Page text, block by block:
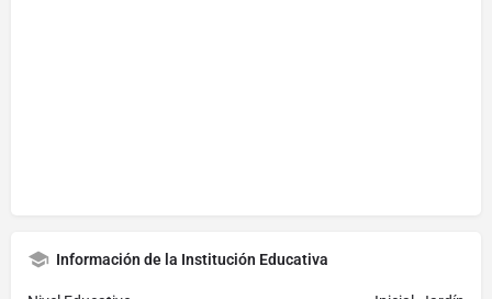
Información de la Institución Educativa